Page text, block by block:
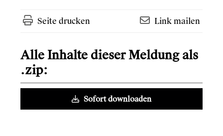
Seite drucken Link mailen
Alle Inhalte dieser Meldung als
.zip:
Sofort downloaden